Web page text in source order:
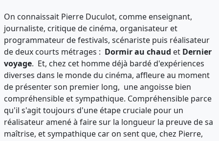
On connaissait Pierre Duculot, comme enseignant,
journaliste, critique de cinéma, organisateur et
programmateur de festivals, scénariste puis réalisateur
de deux courts métrages : Dormir au chaud et Dernier
voyage. Et, chez cet homme déjà bardé d'expériences
diverses dans le monde du cinéma, affleure au moment
de présenter son premier long, une angoisse bien
compréhensible et sympathique. Compréhensible parce
qu'il s'agit toujours d'une étape cruciale pour un
réalisateur amené à faire sur la longueur la preuve de sa
maîtrise, et sympathique car on sent que, chez Pierre,